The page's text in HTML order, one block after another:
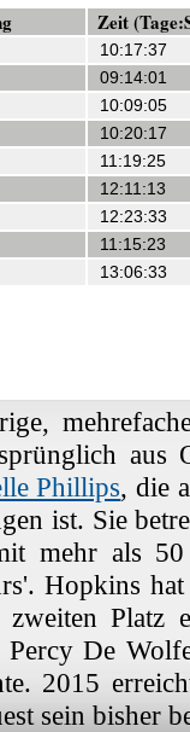
Zeit
10:17:37
09:14:01
10:09:05
10:20:17
11:19:25
12:11:13
12:23:33
11:15:23
13:06:33
aus
Phillips, die
ist. Sie
mehr als
Hopkins
Platz
Percy De
2015
sein bisher